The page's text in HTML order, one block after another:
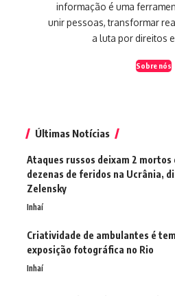
informação é uma
unir pessoas, transformar
a luta por direitos
Sobre nós
Últimas Notícias
Ataques russos deixam 2 mortos
dezenas de feridos na Ucrânia,
Zelensky
Inhaí
Criatividade de ambulantes é
exposição fotográfica no Rio
Inhaí